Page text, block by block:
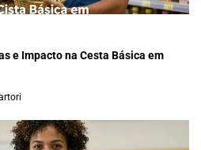
e Impacto na Cesta Básica em